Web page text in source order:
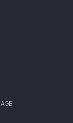
AGB